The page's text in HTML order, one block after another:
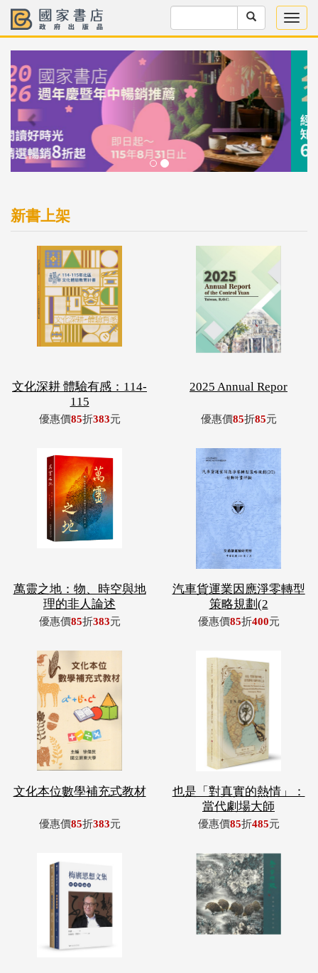
新書上架
文化深耕 體驗有感：114-
115
優惠價85折383元
2025 Annual Repor
優惠價85折85元
萬靈之地：物、時空與地
理的非人論述
優惠價85折383元
汽車貨運業因應淨零轉型
策略規劃(2
優惠價85折400元
文化本位數學補充式教材
優惠價85折383元
也是「對真實的熱情」：
當代劇場大師
優惠價85折485元